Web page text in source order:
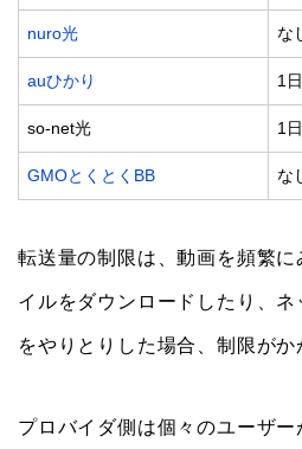
nuro光 な
auひかり 1
so-net光 1
GMOとくとくBB な
転送量の制限は、動画を頻繁
イルをダウンロードしたり、
をやりとりした場合、制限がか
プロバイダ側は個々のユーザ